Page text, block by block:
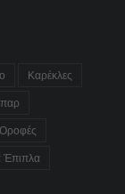
Καρέκλες
Οροφές
Έπιπλα